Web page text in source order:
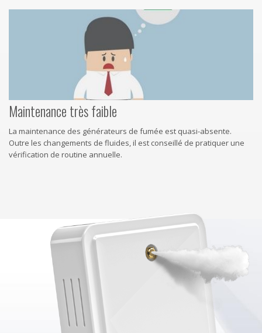
Maintenance très faible
La maintenance des générateurs de fumée est quasi-absente.
Outre les changements de fluides, il est conseillé de pratiquer une
vérification de routine annuelle.